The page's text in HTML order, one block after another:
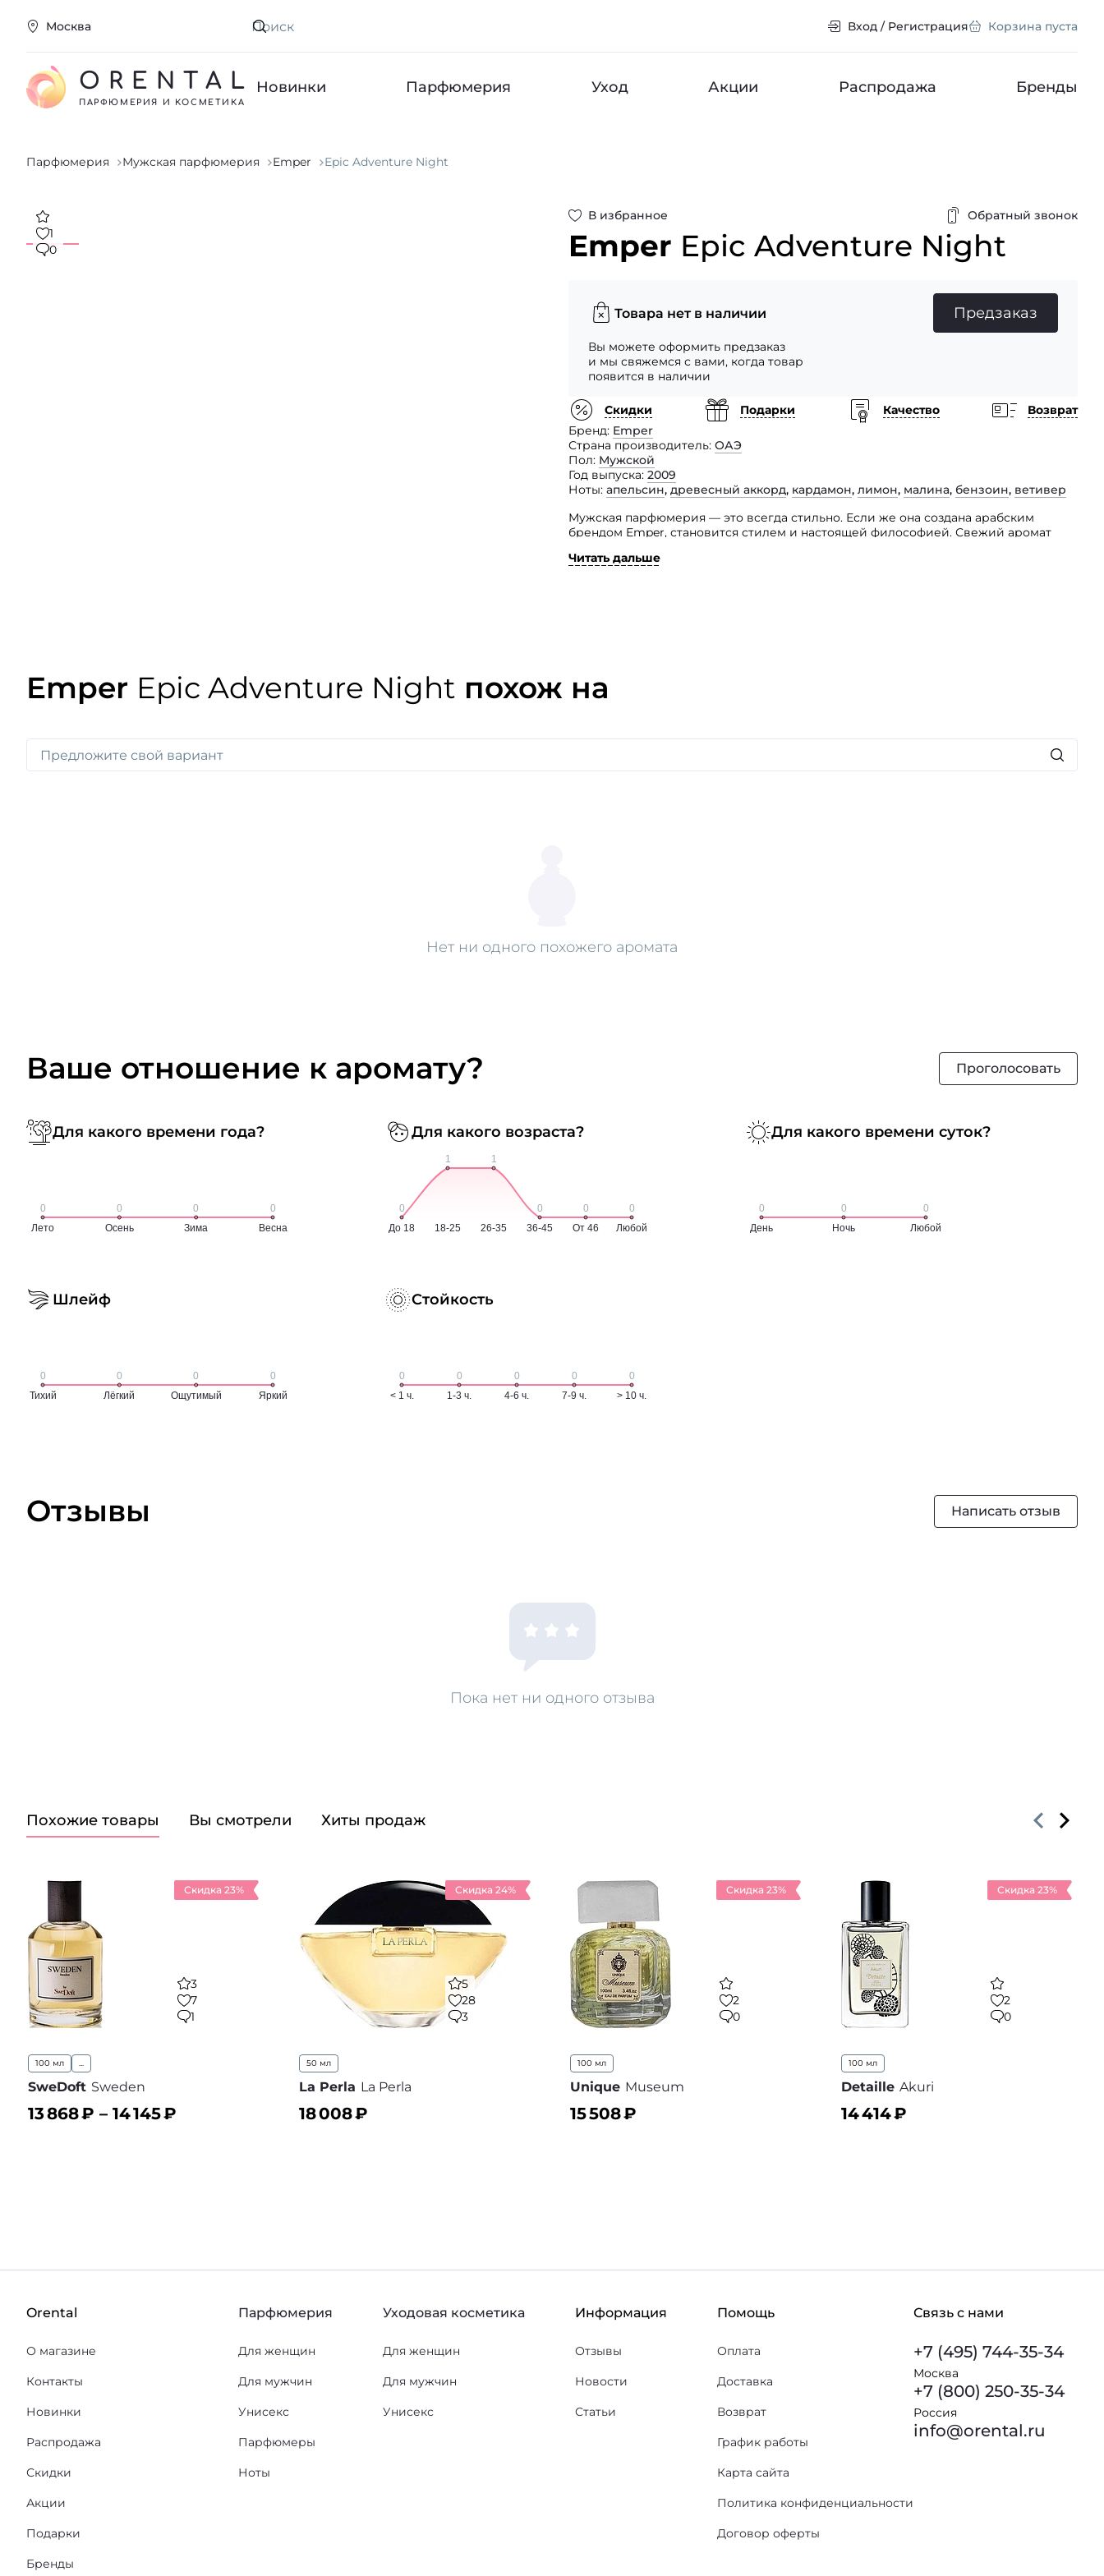
Москва Искать Вход / Регистрация Корзина пуста
ORENTAL
ПАРФЮМЕРИЯ И КОСМЕТИКА
Новинки Парфюмерия Уход Акции Распродажа Бренды
Парфюмерия Мужская парфюмерия Emper Epic Adventure Night
В избранное Обратный звонок
Emper Epic Adventure Night
1
0
Товара нет в наличии
Вы можете оформить предзаказ
и мы свяжемся с вами, когда товар
появится в наличии
Предзаказ
Скидки Подарки Качество
Возврат
Бренд Emper
Страна производитель ОАЭ
Пол Мужской
Год выпуска 2009
Ноты апельсин, древесный аккорд, кардамон, лимон, малина, бензоин, ветивер
Мужская парфюмерия — это всегда стильно. Если же она создана арабским
брендом Emper, становится стилем и настоящей философией. Свежий аромат
воплощает продуманный до мелочей образ.
Читать дальше
Emper Epic Adventure Night похож на
Нет ни одного похожего аромата
Ваше отношение к аромату? Проголосовать
Для какого времени года? Для какого возраста? Для какого времени суток?
Шлейф Стойкость
Отзывы Написать отзыв
Пока нет ни одного отзыва
Похожие товары Вы смотрели Хиты продаж
Скидка 23%
3
7
1
100 мл ...
SweDoft Sweden
13 868₽ – 14 145₽
Скидка 24%
5
28
3
50 мл
La Perla La Perla
18 008₽
Скидка 23%
2
0
100 мл
Unique Museum
15 508₽
Скидка 23%
2
0
100 мл
Detaille Akuri
14 414₽
Orental
О магазине
Контакты
Новинки
Распродажа
Скидки
Акции
Подарки
Бренды
Парфюмерия
Для женщин
Для мужчин
Унисекс
Парфюмеры
Ноты
Уходовая косметика
Для женщин
Для мужчин
Унисекс
Информация
Отзывы
Новости
Статьи
Помощь
Оплата
Доставка
Возврат
График работы
Карта сайта
Политика конфиденциальности
Договор оферты
Связь с нами
+7 (495) 744-35-34
Москва
+7 (800) 250-35-34
Россия
info@orental.ru